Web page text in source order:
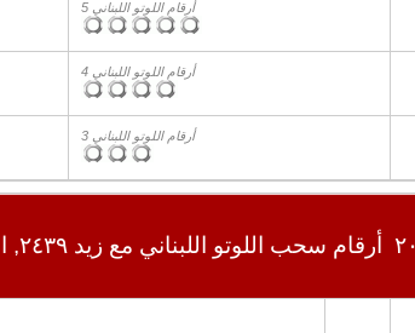
5 أرقام اللوتو اللبناني
4 أرقام اللوتو اللبناني
3 أرقام اللوتو اللبناني
أرقام